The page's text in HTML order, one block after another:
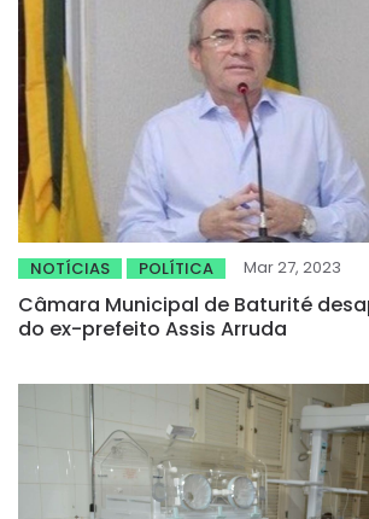
NOTÍCIAS POLÍTICA Mar 27, 2023
Câmara Municipal de Baturité
do ex-prefeito Assis Arruda